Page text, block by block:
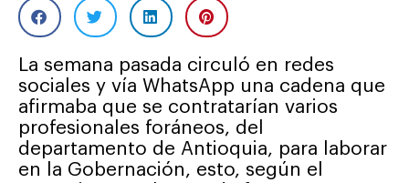
La semana pasada circuló en redes
sociales y vía WhatsApp una cadena que
afirmaba que se contratarían varios
profesionales foráneos, del
departamento de Antioquia, para laborar
en la Gobernación, esto, según el